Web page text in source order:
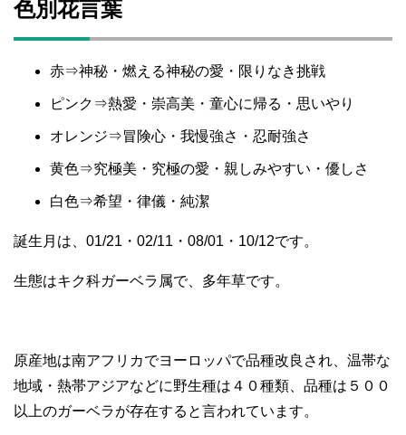
色別花言葉
赤⇒神秘・燃える神秘の愛・限りなき挑戦
ピンク⇒熱愛・崇高美・童心に帰る・思いやり
オレンジ⇒冒険心・我慢強さ・忍耐強さ
黄色⇒究極美・究極の愛・親しみやすい・優しさ
白色⇒希望・律儀・純潔
誕生月は、01/21・02/11・08/01・10/12です。
生態はキク科ガーベラ属で、多年草です。
原産地は南アフリカでヨーロッパで品種改良され、温帯な
地域・熱帯アジアなどに野生種は４０種類、品種は５００
以上のガーベラが存在すると言われています。